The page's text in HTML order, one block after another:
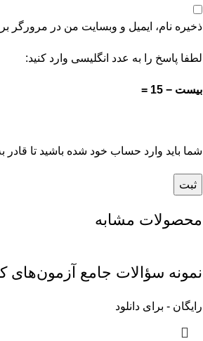
ذخیره نام، ایمیل و وبسایت من در مرورگر
لطفا پاسخ را به عدد انگلیسی وارد کنید:
بیست − 15 =
شما باید وارد حساب خود شده باشید تا
محصولات مشابه
نمونه سؤالات جامع
رایگان - برای دانلود